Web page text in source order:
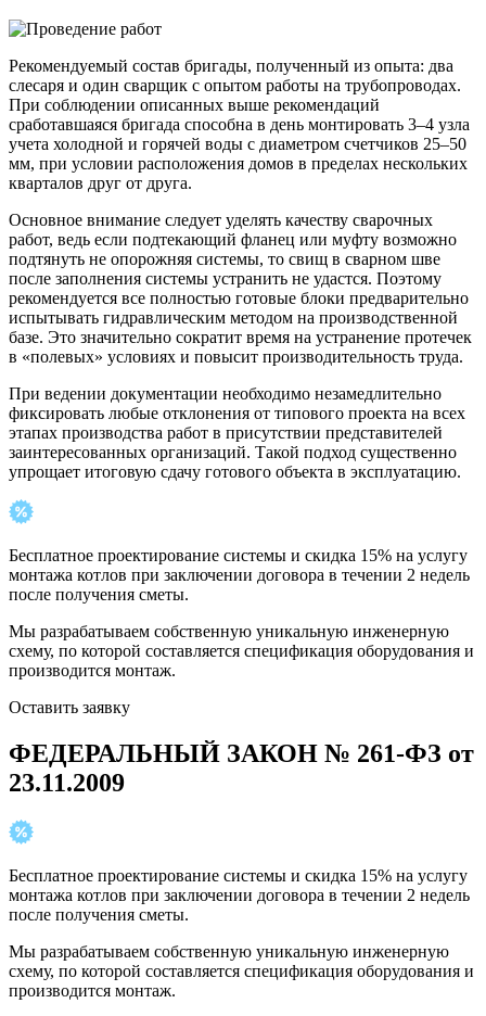
Рекомендуемый состав бригады, полученный из опыта: два
слесаря и один сварщик с опытом работы на трубопроводах.
При соблюдении описанных выше рекомендаций
сработавшаяся бригада способна в день монтировать 3–4 узла
учета холодной и горячей воды с диаметром счетчиков 25–50
мм, при условии расположения домов в пределах нескольких
кварталов друг от друга.
Основное внимание следует уделять качеству сварочных
работ, ведь если подтекающий фланец или муфту возможно
подтянуть не опорожняя системы, то свищ в сварном шве
после заполнения системы устранить не удастся. Поэтому
рекомендуется все полностью готовые блоки предварительно
испытывать гидравлическим методом на производственной
базе. Это значительно сократит время на устранение протечек
в «полевых» условиях и повысит производительность труда.
При ведении документации необходимо незамедлительно
фиксировать любые отклонения от типового проекта на всех
этапах производства работ в присутствии представителей
заинтересованных организаций. Такой подход существенно
упрощает итоговую сдачу готового объекта в эксплуатацию.
Бесплатное проектирование системы и скидка 15% на услугу
монтажа котлов при заключении договора в течении 2 недель
после получения сметы.
Мы разрабатываем собственную уникальную инженерную
схему, по которой составляется спецификация оборудования и
производится монтаж.
Оставить заявку
ФЕДЕРАЛЬНЫЙ ЗАКОН № 261-ФЗ от
23.11.2009
Бесплатное проектирование системы и скидка 15% на услугу
монтажа котлов при заключении договора в течении 2 недель
после получения сметы.
Мы разрабатываем собственную уникальную инженерную
схему, по которой составляется спецификация оборудования и
производится монтаж.